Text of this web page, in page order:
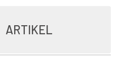
ARTIKEL